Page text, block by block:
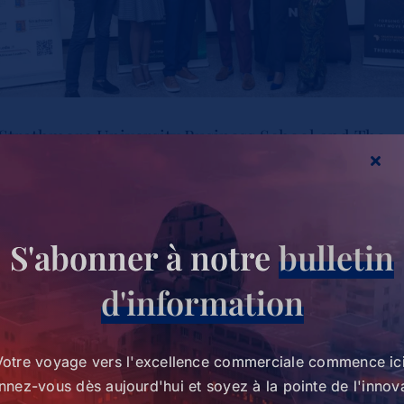
Strathmore University Business
School and The Burns Brothers
Launch Creative Economy 101
to Unlock One Million Jobs
Across Africa
Actualités
University Business School and The
Brothers Launch Creative Economy 101 to
:creative economy
1
S'abonner à notre bulletin
d'information
voyage vers l'excellence commerciale commence
vous dès aujourd'hui et soyez à la pointe de